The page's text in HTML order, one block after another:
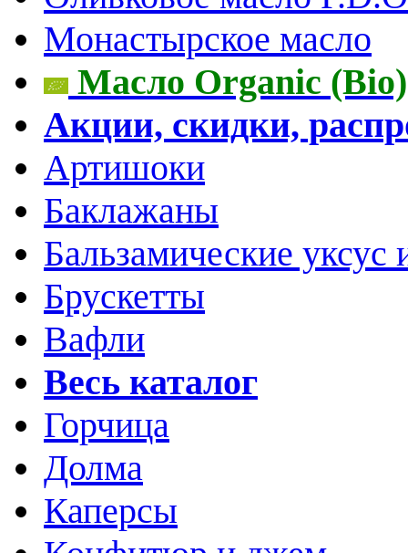
Монастырское масло
Масло Organic (Bio)
Акции, скидки,
Артишоки
Баклажаны
Бальзамические уксус
Брускетты
Вафли
Весь каталог
Горчица
Долма
Каперсы